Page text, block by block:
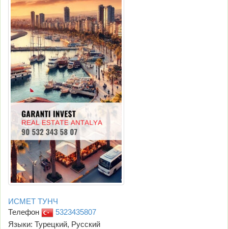
ИСМЕТ ТУНЧ
Телефон
5323435807
Языки: Турецкий, Русский